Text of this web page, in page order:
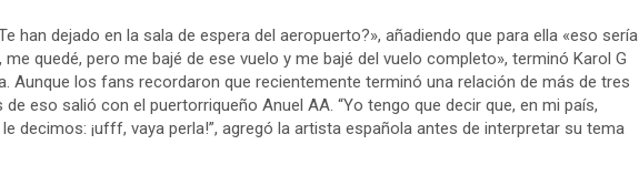
han dejado en la sala de espera del aeropuerto?», añadiendo que para ella «eso sería
quedé, pero me bajé de ese vuelo y me bajé del vuelo completo», terminó Karol G
Aunque los fans recordaron que recientemente terminó una relación de más de tres
eso salió con el puertorriqueño Anuel AA. “Yo tengo que decir que, en mi país,
decimos: ¡ufff, vaya perla!”, agregó la artista española antes de interpretar su tema